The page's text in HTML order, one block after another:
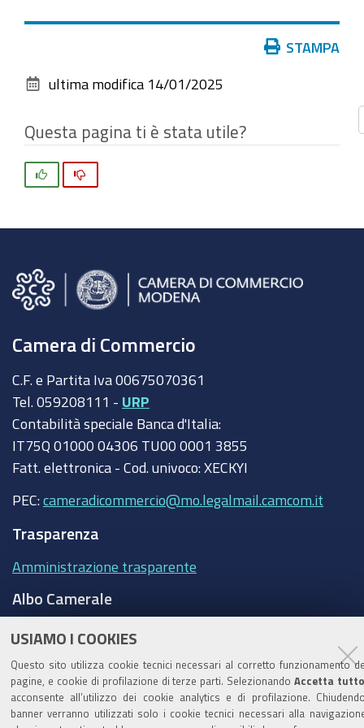
USIAMO I COOKIES
Questo sito utilizza cookie tecnici necessari al corretto funzionamento
pagine, e cookie di profilazione di terze parti. SelezionandoAccetta
acconsente all’utilizzo dei cookie analytics e di profilazione.
banner verranno utilizzati solo i cookie tecnici necessari alla
dimensioni
documento
STAMPA
ultima modifica 14/01/2025
Questa pagina ti è stata utile?
Camera di Commercio
C.F. e Partita Iva 00675070361
Tel. 059208111 - URP
Contabilità speciale Banca d'Italia:
IT75Q 01000 04306 TU00 0001 3855
Fatt. elettronica - Cod. univoco: XECKYI
PEC: cameradicommercio@mo.legalmail.camcom.it
Trasparenza
Amministrazione trasparente
Albo Camerale
Pubblicità Legale
Area riservata Amministratori
Accesso riservato agli Amministratori dell'ente